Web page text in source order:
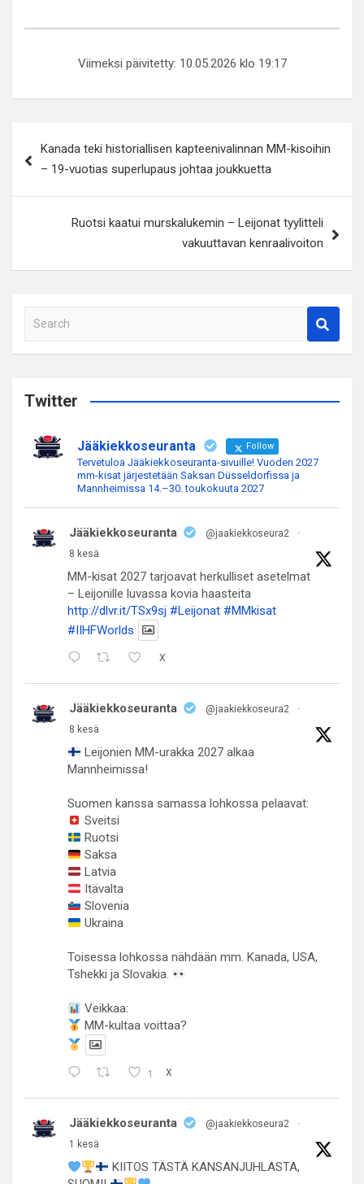
Viimeksi päivitetty: 10.05.2026 klo 19:17
selaus
Kanada teki historiallisen kapteenivalinnan MM-kisoihin
– 19-vuotias superlupaus johtaa joukkuetta
Ruotsi kaatui murskalukemin – Leijonat tyylitteli
vakuuttavan kenraalivoiton
a
c
Twitter
Jääkiekkoseuranta Follow
Tervetuloa Jääkiekkoseuranta-sivuille! Vuoden 2027
mm-kisat järjestetään Saksan Düsseldorfissa ja
Mannheimissa 14.–30. toukokuuta 2027
Jääkiekkoseuranta @jaakiekkoseura2
·
8 kesä
MM-kisat 2027 tarjoavat herkulliset asetelmat
– Leijonille luvassa kovia haasteita
http://dlvr.it/TSx9sj #Leijonat #MMkisat
#IIHFWorlds
X
Jääkiekkoseuranta @jaakiekkoseura2
·
8 kesä
Leijonien MM-urakka 2027 alkaa
Mannheimissa!
Suomen kanssa samassa lohkossa pelaavat:
Sveitsi
Ruotsi
Saksa
Latvia
Itävalta
Slovenia
Ukraina
Toisessa lohkossa nähdään mm. Kanada, USA,
Tshekki ja Slovakia.
Veikkaa:
MM-kultaa voittaa?
1 X
Jääkiekkoseuranta @jaakiekkoseura2
·
1 kesä
KIITOS TÄSTÄ KANSANJUHLASTA,